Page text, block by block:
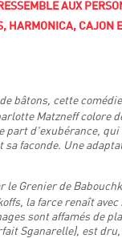
AUX
HARMONICA, CAJON
bâtons, cette
Matzneff colore
part d'exubérance,
faconde. Une
le Grenier de
la farce renaît
sont affamés de
Sganarelle), est